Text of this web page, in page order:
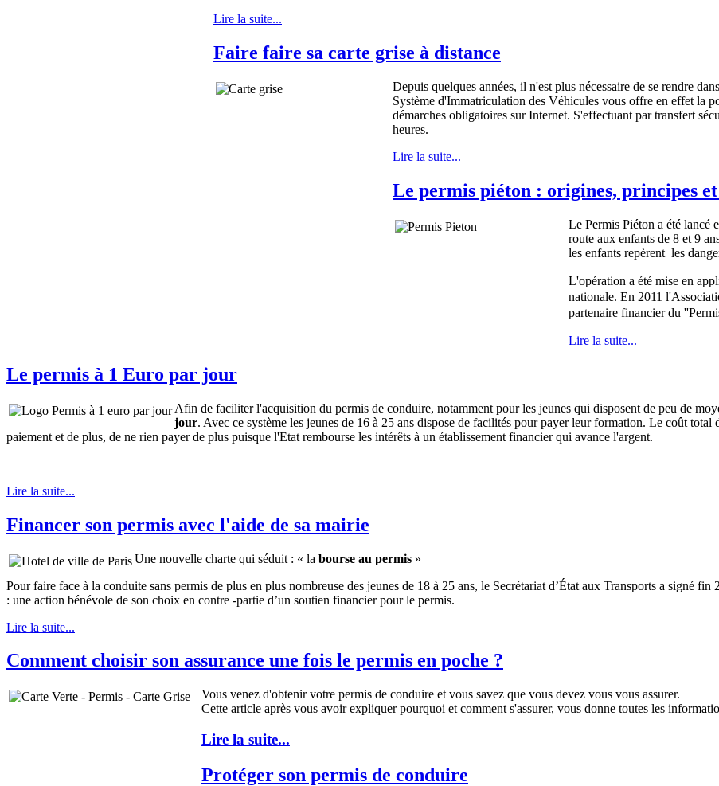
Lire la suite...
Faire faire sa carte grise à distance
Depuis quelques années, il n'est plus nécessaire de se rendre
Système d'Immatriculation des Véhicules vous offre en effet la
démarches obligatoires sur Internet. S'effectuant par transfert
heures.
Lire la suite...
Le permis piéton : origines, principes
Le Permis Piéton a été lancé
route aux enfants de 8 et 9
les enfants repèrent les
L'opération a été mise en
nationale. En 2011
partenaire financier du
Lire la suite...
Le permis à 1 Euro par jour
Afin de faciliter l'acquisition du permis de conduire, notamment pour les jeunes qui disposent de peu de
jour. Avec ce système les jeunes de 16 à 25 ans dispose de facilités pour payer leur formation. Le coût
paiement et de plus, de ne rien payer de plus puisque l'Etat rembourse les intérêts à un établissement financier qui avance l'argent.
Lire la suite...
Financer son permis avec l'aide de sa mairie
Une nouvelle charte qui séduit : « la bourse au permis »
Pour faire face à la conduite sans permis de plus en plus nombreuse des jeunes de 18 à 25 ans, le Secrétariat d’État aux Transports a signé
: une action bénévole de son choix en contre -partie d’un soutien financier pour le permis.
Lire la suite...
Comment choisir son assurance une fois le permis en poche ?
Vous venez d'obtenir votre permis de conduire et vous savez que vous devez vous vous assurer.
Cette article après vous avoir expliquer pourquoi et comment s'assurer, vous donne toutes les
Lire la suite...
Protéger son permis de conduire